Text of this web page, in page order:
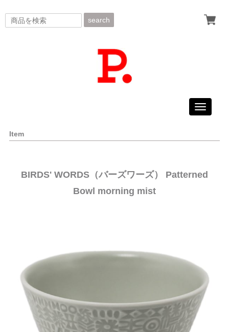
search
Toggle
Item
BIRDS' WORDS（バーズワーズ） Patterned
Bowl morning mist